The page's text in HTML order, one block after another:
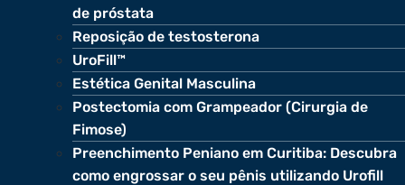
de próstata
Reposição de testosterona
UroFill™
Estética Genital Masculina
Postectomia com Grampeador (Cirurgia de
Fimose)
Preenchimento Peniano em Curitiba: Descubra
como engrossar o seu pênis utilizando Urofill